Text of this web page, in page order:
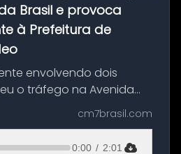
Brasil e provoca
à Prefeitura de
envolvendo dois
o tráfego na Avenida
desta segunda-feira
da Prefeitura de
A batida ter...
cm7brasil.com
0:00 / 2:01